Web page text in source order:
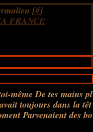
[#]
FRANCE
même De tes mains pl
toujours dans la têt
Parvenaient des bo